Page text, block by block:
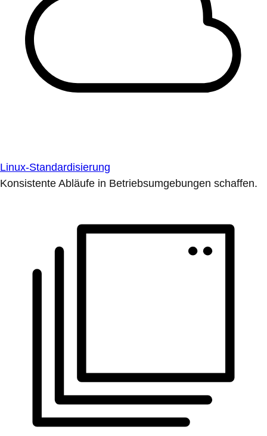
Linux-Standardisierung
Konsistente Abläufe in Betriebsumgebungen schaffen.